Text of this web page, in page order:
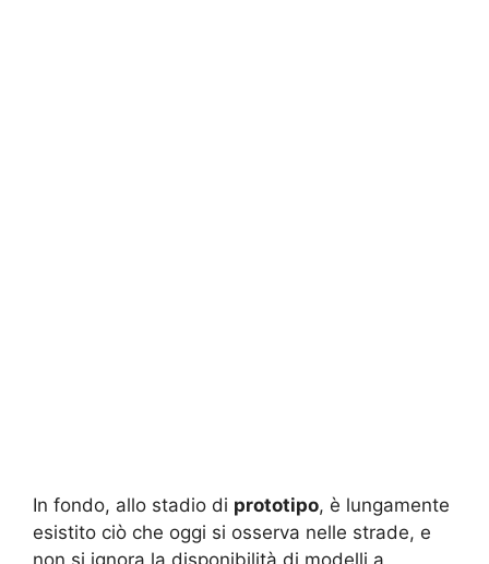
In fondo, allo stadio di prototipo, è lungamente
esistito ciò che oggi si osserva nelle strade, e